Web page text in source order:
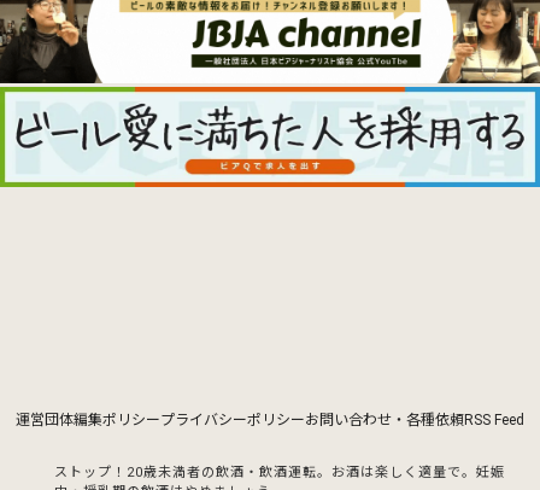
運営団体編集ポリシープライバシーポリシーお問い合わせ・各種依頼RSS Feed
ストップ！20歳未満者の飲酒・飲酒運転。お酒は楽しく適量で。妊娠